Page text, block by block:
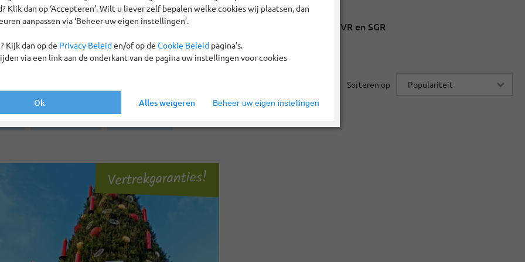
Geld-terug-garantie Repatriëringsgarantie Zekerheid via ANVR en SGR
1 reizen gevonden Sorteren op
Vertrekgaranties!
Klik dan op ‘Accepteren’. Wilt u liever zelf bepalen welke cookies wij plaatsen, dan
aanpassen via ‘Beheer uw eigen instellingen’.
Kijk dan op de Privacy Beleiden/of op de Cookie Beleid pagina's.
via een link aan de onderkant van de pagina uw instellingen voor cookies
Beheer uw eigen instellingen
Alles weigeren
Ok